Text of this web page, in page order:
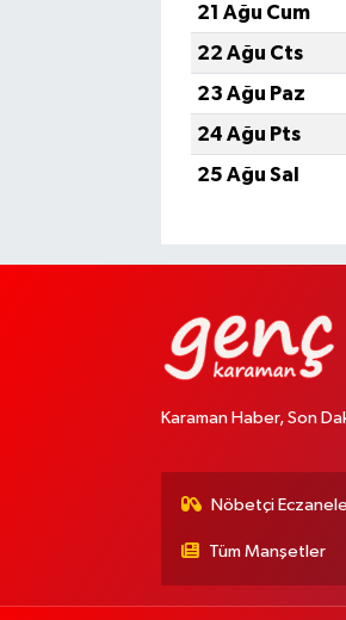
21 Ağu Cum
22 Ağu Cts
23 Ağu Paz
24 Ağu Pts
25 Ağu Sal
Karaman Haber, Son
Nöbetçi
Tüm Manşetler